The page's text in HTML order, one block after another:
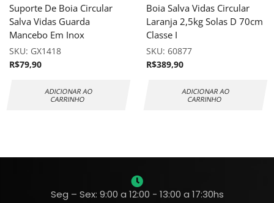
Suporte De Boia Circular
Salva Vidas Guarda
Mancebo Em Inox
SKU: GX1418
R$79,90
ADICIONAR AO
CARRINHO
Boia Salva Vidas Circular
Laranja 2,5kg Solas D 70cm
Classe I
SKU: 60877
R$389,90
ADICIONAR AO
CARRINHO
Seg – Sex: 9:00 a 12:00 - 13:00 a 17:30hs